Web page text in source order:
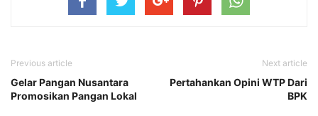
Previous article
Gelar Pangan Nusantara
Promosikan Pangan Lokal
Next article
Pertahankan Opini WTP Dari
BPK